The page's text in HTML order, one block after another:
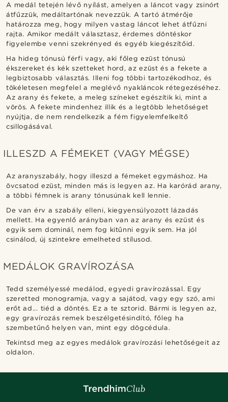
A medál tetején lévő nyílást, amelyen a láncot vagy zsinórt
átfűzzük, medáltartónak nevezzük. A tartó átmérője
határozza meg, hogy milyen vastag láncot lehet átfűzni
rajta. Amikor medált választasz, érdemes döntéskor
figyelembe venni szekrényed és egyéb kiegészítőid.
Ha hideg tónusú férfi vagy, aki főleg ezüst tónusú
ékszereket és kék szetteket hord, az ezüst és a fekete a
legbiztosabb választás. Illeni fog többi tartozékodhoz, és
tökéletesen megfelel a meglévő nyakláncok rétegezéséhez.
Az arany és fekete, a meleg színeket egészítik ki, mint a
vörös. A fekete mindenhez illik és a legtöbb lehetőséget
nyújtja, de nem rendelkezik a fém figyelemfelkeltő
csillogásával.
ILLESZD A FÉMEKET (VAGY MÉGSE)
Az aranyszabály, hogy illeszd a fémeket egymáshoz. Ha
övcsatod ezüst, minden más is legyen az. Ha karórád arany,
a többi fémnek is arany tónusúnak kell lennie.
De van érv a szabály elleni, kiegyensúlyozott lázadás
mellett. Ha egyenlő arányban van az arany és ezüst és
egyik sem dominál, nem fog kitűnni egyik sem. Ha jól
csinálod, új szintekre emelheted stílusod.
MEDÁLOK GRAVÍROZÁSA
Tedd személyessé medálod, egyedi gravírozással. Egy
szeretted monogramja, vagy a sajátod, vagy egy szó, ami
erőt ad... tiéd a döntés. Ez a te sztorid. Bármi is legyen az,
egy gravírozás remek beszélgetésindító, főleg ha
szembetűnő helyen van, mint egy dögcédula.
Tekintsd meg az egyes medálok gravírozási lehetőségeit az
oldalon.